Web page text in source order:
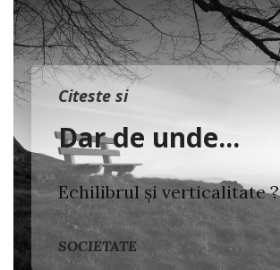
Citeste si
Dar de unde...
Echilibrul și verticalitate ?
SOCIETATE